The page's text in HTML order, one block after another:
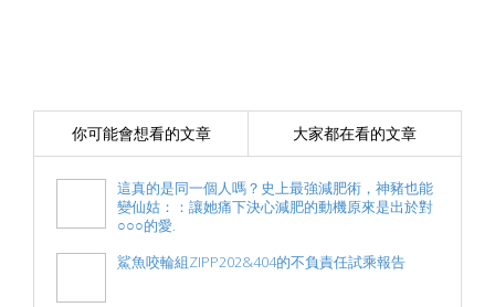
你可能會想看的文章 大家都在看的文章
這真的是同一個人嗎？史上最強減肥術，神豬也能
變仙姑：：讓她痛下決心減肥的動機原來是出於對
○○○的愛.
鯊魚咬輪組ZIPP202&404的不負責任試乘報告